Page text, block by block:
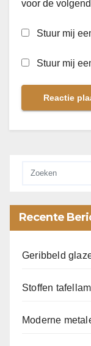
voor de
Stuur mij
Stuur mij
Recente
Geribbeld
Stoffen
Moderne